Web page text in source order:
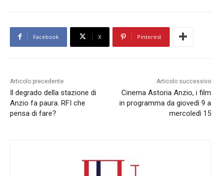
Facebook X Pinterest
Articolo precedente
Il degrado della stazione di
Anzio fa paura. RFI che
pensa di fare?
Articolo successivo
Cinema Astoria Anzio, i film
in programma da giovedì 9 a
mercoledì 15